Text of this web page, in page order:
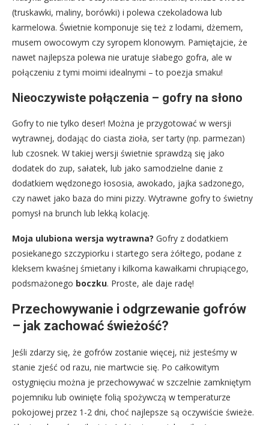
(truskawki, maliny, borówki) i polewa czekoladowa lub
karmelowa. Świetnie komponuje się też z lodami, dżemem,
musem owocowym czy syropem klonowym. Pamiętajcie, że
nawet najlepsza polewa nie uratuje słabego gofra, ale w
połączeniu z tymi moimi idealnymi – to poezja smaku!
Nieoczywiste połączenia – gofry na słono
Gofry to nie tylko deser! Można je przygotować w wersji
wytrawnej, dodając do ciasta zioła, ser tarty (np. parmezan)
lub czosnek. W takiej wersji świetnie sprawdzą się jako
dodatek do zup, sałatek, lub jako samodzielne danie z
dodatkiem wędzonego łososia, awokado, jajka sadzonego,
czy nawet jako baza do mini pizzy. Wytrawne gofry to świetny
pomysł na brunch lub lekką kolację.
Moja ulubiona wersja wytrawna? Gofry z dodatkiem
posiekanego szczypiorku i startego sera żółtego, podane z
kleksem kwaśnej śmietany i kilkoma kawałkami chrupiącego,
podsmażonego boczku. Proste, ale daje radę!
Przechowywanie i odgrzewanie gofrów
– jak zachować świeżość?
Jeśli zdarzy się, że gofrów zostanie więcej, niż jesteśmy w
stanie zjeść od razu, nie martwcie się. Po całkowitym
ostygnięciu można je przechowywać w szczelnie zamkniętym
pojemniku lub owinięte folią spożywczą w temperaturze
pokojowej przez 1-2 dni, choć najlepsze są oczywiście świeże.